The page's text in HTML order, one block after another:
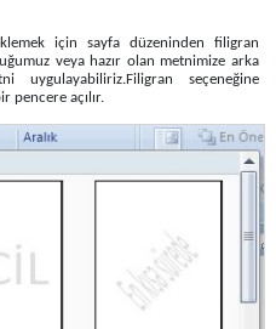
için sayfa düzeninden filigran
veya hazır olan metnimize arka
seçeneğine
pencere açılır.